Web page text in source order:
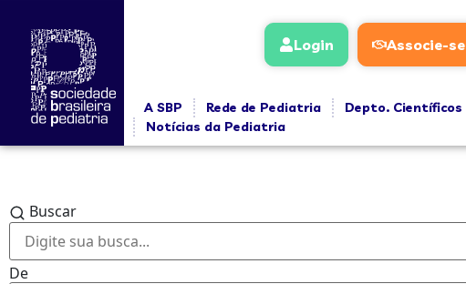
Login Associe-se
A SBP Rede de Pediatria Depto. Científicos
Notícias da Pediatria
Buscar
De